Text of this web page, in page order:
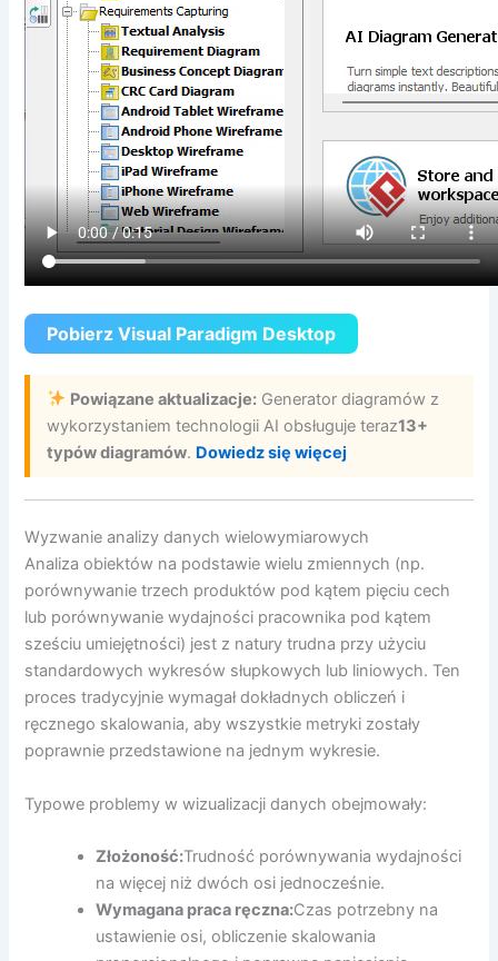
Pobierz Visual Paradigm Desktop
Powiązane aktualizacje: Generator diagramów z
wykorzystaniem technologii AI obsługuje teraz13+
typów diagramów. Dowiedz się więcej
Wyzwanie analizy danych wielowymiarowych
Analiza obiektów na podstawie wielu zmiennych (np.
porównywanie trzech produktów pod kątem pięciu cech
lub porównywanie wydajności pracownika pod kątem
sześciu umiejętności) jest z natury trudna przy użyciu
standardowych wykresów słupkowych lub liniowych. Ten
proces tradycyjnie wymagał dokładnych obliczeń i
ręcznego skalowania, aby wszystkie metryki zostały
poprawnie przedstawione na jednym wykresie.
Typowe problemy w wizualizacji danych obejmowały:
Złożoność:Trudność porównywania wydajności
na więcej niż dwóch osi jednocześnie.
Wymagana praca ręczna:Czas potrzebny na
ustawienie osi, obliczenie skalowania